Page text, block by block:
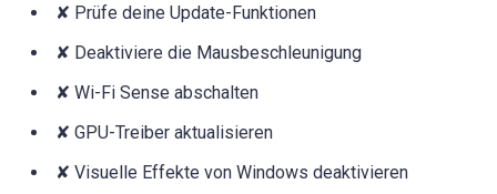
✘ Prüfe deine Update-Funktionen
✘ Deaktiviere die Mausbeschleunigung
✘ Wi-Fi Sense abschalten
✘ GPU-Treiber aktualisieren
✘ Visuelle Effekte von Windows deaktivieren